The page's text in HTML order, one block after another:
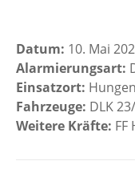
Datum: 10. Mai
Alarmierungsart:
Einsatzort:
Fahrzeuge: DLK
Weitere Kräfte: FF